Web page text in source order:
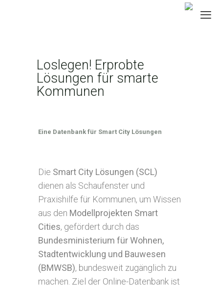
Loslegen! Erprobte
Lösungen für smarte
Kommunen
Eine Datenbank für Smart City Lösungen
Die Smart City Lösungen (SCL)
dienen als Schaufenster und
Praxishilfe für Kommunen, um Wissen
aus den Modellprojekten Smart
Cities, gefördert durch das
Bundesministerium für Wohnen,
Stadtentwicklung und Bauwesen
(BMWSB), bundesweit zugänglich zu
machen. Ziel der Online-Datenbank ist